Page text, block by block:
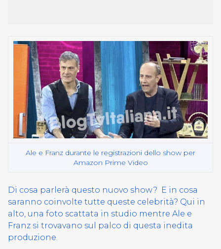
Ale e Franz durante le registrazioni dello show per
Amazon Prime Video
Di cosa parlerà questo nuovo show? E in cosa
saranno coinvolte tutte queste celebrità? Qui in
alto, una foto scattata in studio mentre Ale e
Franz si trovavano sul palco di questa inedita
produzione.